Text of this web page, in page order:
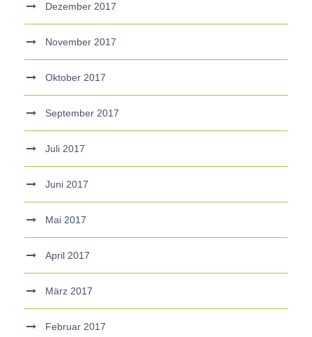
Dezember 2017
November 2017
Oktober 2017
September 2017
Juli 2017
Juni 2017
Mai 2017
April 2017
März 2017
Februar 2017